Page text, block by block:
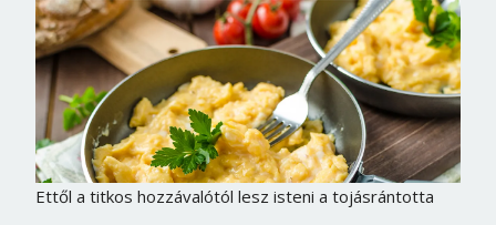
Ettől a titkos hozzávalótól lesz isteni a tojásrántotta